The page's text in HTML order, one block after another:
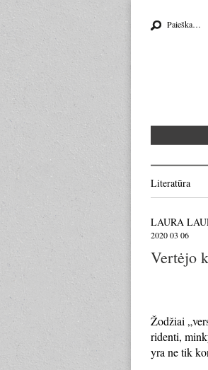
Search for:
Literatūra
LAURA
2020 03 06
Vertėjo
Žodžiai
ridenti,
yra ne tik